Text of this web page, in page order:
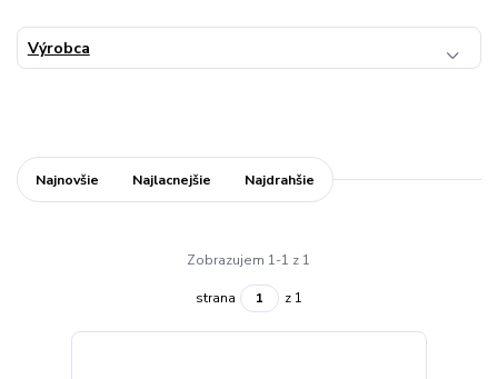
Výrobca
Najnovšie Najlacnejšie Najdrahšie
Zobrazujem 1-1 z 1
strana z 1